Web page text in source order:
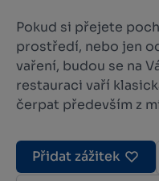
Pokud si přejete
prostředí, nebo jen
vaření, budou se na
restauraci vaří
čerpat především z
Přidat zážitek